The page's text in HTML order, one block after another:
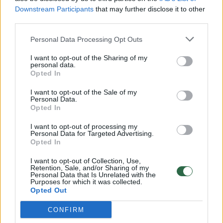
Downstream Participants that may further disclose it to other
Personal Data Processing Opt Outs
I want to opt-out of the Sharing of my
personal data.
Opted In
I want to opt-out of the Sale of my
Personal Data.
Opted In
I want to opt-out of processing my
Personal Data for Targeted Advertising.
Opted In
I want to opt-out of Collection, Use,
Retention, Sale, and/or Sharing of my
Personal Data that Is Unrelated with the
Purposes for which it was collected.
Opted Out
CONFIRM
32 laipsnių šilumos
Žinios | Orai
00:15:54
V. Zalužno pasisakymą laiko bandymu įsitvirtinti
Ukrainos politikoje: jis yra neteisus
Laidos Nauja diena
Sinoptikai atsakė, kokiais orais užbaigsime darbo
savaitę: karščiai atsitrauks
Žinios | Orai
Visi įrašai